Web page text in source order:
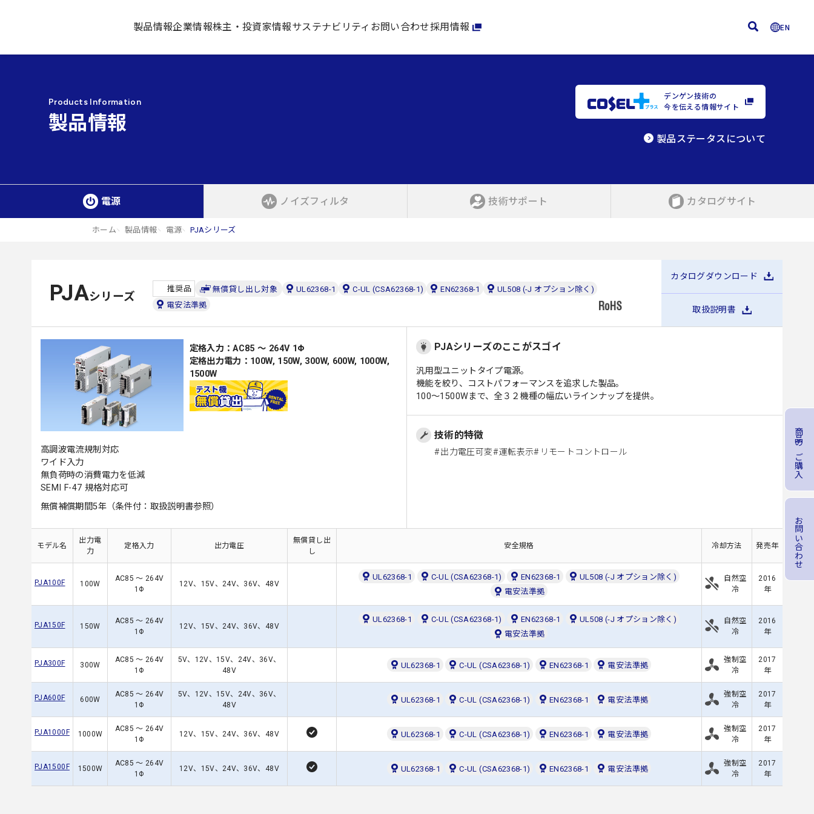
商品のご購入
お問い合わせ
EN
製品情報企業情報株主・投資家情報サステナビリティ お問い合わせ採用情報
Products Information
製品情報
デンゲン技術の
今を伝える情報サイト
製品ステータスについて
電源 ノイズフィルタ 技術サポート カタログサイト
ホーム 製品情報 電源 PJAシリーズ
PJAシリーズ
推奨品 無償貸し出し対象 UL62368-1 C-UL (CSA62368-1) EN62368-1
UL508 (-J オプション除く)
電安法準拠
定格入力：AC85 ～ 264V 1Φ
定格出力電力：100W, 150W, 300W, 600W, 1000W,
1500W
高調波電流規制対応
ワイド入力
無負荷時の消費電力を低減
SEMI F-47 規格対応可
無償補償期間5年（条件付：取扱説明書参照）
PJAシリーズのここがスゴイ
汎用型ユニットタイプ電源。
機能を絞り、コストパフォーマンスを追求した製品。
100～1500Wまで、全３２機種の幅広いラインナップを提供。
技術的特徴
出力電圧可変 運転表示 リモートコントロール
カタログダウンロード
取扱説明書
モデル名
出力電
力
定格入力 出力電圧
無償貸し出
し
安全規格 冷却方法 発売年
PJA100F 100W
AC85 ～ 264V
1Φ
12V、15V、24V、36V、48V
UL62368-1 C-UL (CSA62368-1) EN62368-1
UL508 (-J オプション除く)
電安法準拠
自然空
冷
2016
年
PJA150F 150W
AC85 ～ 264V
1Φ
12V、15V、24V、36V、48V
UL62368-1 C-UL (CSA62368-1) EN62368-1
UL508 (-J オプション除く)
電安法準拠
自然空
冷
2016
年
PJA300F 300W
AC85 ～ 264V
1Φ
5V、12V、15V、24V、36V、
48V
UL62368-1 C-UL (CSA62368-1) EN62368-1 電安法準拠
強制空
冷
2017
年
PJA600F 600W
AC85 ～ 264V
1Φ
5V、12V、15V、24V、36V、
48V
UL62368-1 C-UL (CSA62368-1) EN62368-1 電安法準拠
強制空
冷
2017
年
PJA1000F 1000W
AC85 ～ 264V
1Φ
12V、15V、24V、36V、48V UL62368-1 C-UL (CSA62368-1) EN62368-1 電安法準拠
強制空
冷
2017
年
PJA1500F 1500W
AC85 ～ 264V
1Φ
12V、15V、24V、36V、48V UL62368-1 C-UL (CSA62368-1) EN62368-1 電安法準拠
強制空
冷
2017
年